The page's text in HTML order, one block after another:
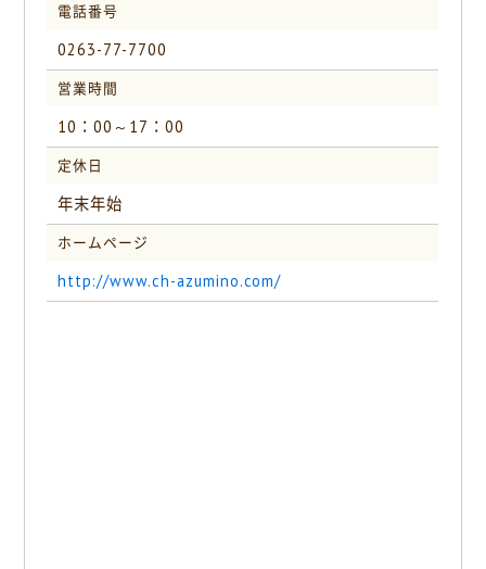
電話番号
0263-77-7700
営業時間
10：00～17：00
定休日
年末年始
ホームページ
http://www.ch-azumino.com/